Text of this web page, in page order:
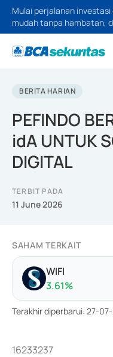
Mulai perjalanan
mudah tanpa hambatan,
BERITA HARIAN
PEFINDO
idA UNTUK
DIGITAL
TERBIT PADA
11 June 2026
SAHAM TERKAIT
WIFI
3.61%
Terakhir diperbarui: 27-
16233237